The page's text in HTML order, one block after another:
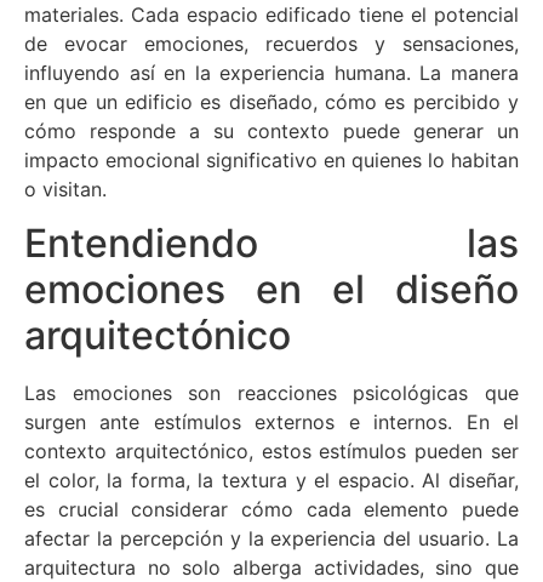
materiales. Cada espacio edificado tiene el potencial
de evocar emociones, recuerdos y sensaciones,
influyendo así en la experiencia humana. La manera
en que un edificio es diseñado, cómo es percibido y
cómo responde a su contexto puede generar un
impacto emocional significativo en quienes lo habitan
o visitan.
Entendiendo las
emociones en el diseño
arquitectónico
Las emociones son reacciones psicológicas que
surgen ante estímulos externos e internos. En el
contexto arquitectónico, estos estímulos pueden ser
el color, la forma, la textura y el espacio. Al diseñar,
es crucial considerar cómo cada elemento puede
afectar la percepción y la experiencia del usuario. La
arquitectura no solo alberga actividades, sino que